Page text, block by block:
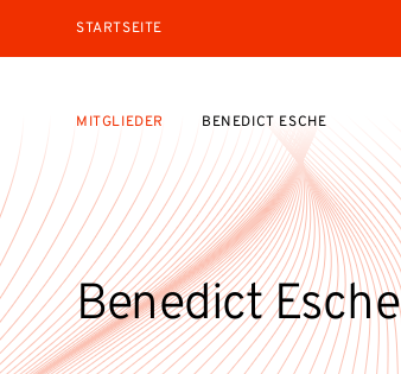
STARTSEITE
MITGLIEDER BENEDICT ESCHE
Benedict Esche